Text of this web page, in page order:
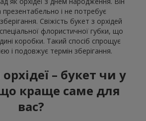
презентабельно і не потребує
Свіжість букет з орхідей
флористичної губки, що
коробки. Такий спосіб спрощує
і подовжує термін зберігання.
– букет чи у
краще саме для
вас?